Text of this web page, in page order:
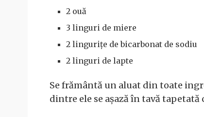
2 ouă
3 linguri de miere
2 lingurițe de bicarbonat de sodiu
2 linguri de lapte
Se frământă un aluat din toate
dintre ele se așază în tavă